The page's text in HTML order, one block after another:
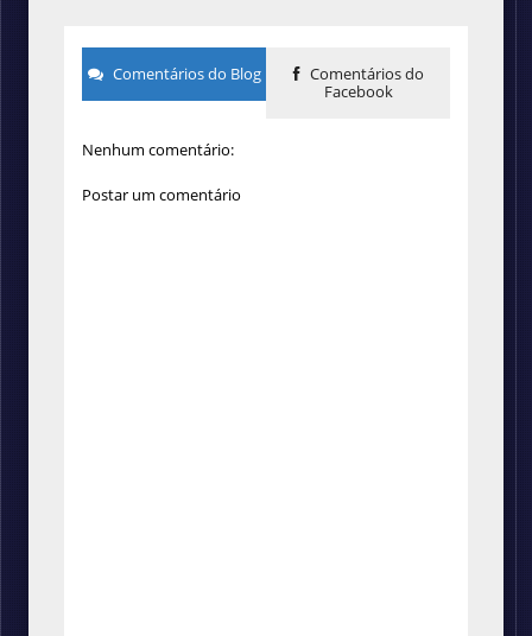
Comentários do Blog
Comentários do
Facebook
Nenhum comentário:
Postar um comentário